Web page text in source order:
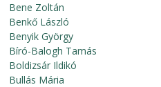
Bene Zoltán
Benkő László
Benyik György
Bíró-Balogh Tamás
Boldizsár Ildikó
Bullás Mária